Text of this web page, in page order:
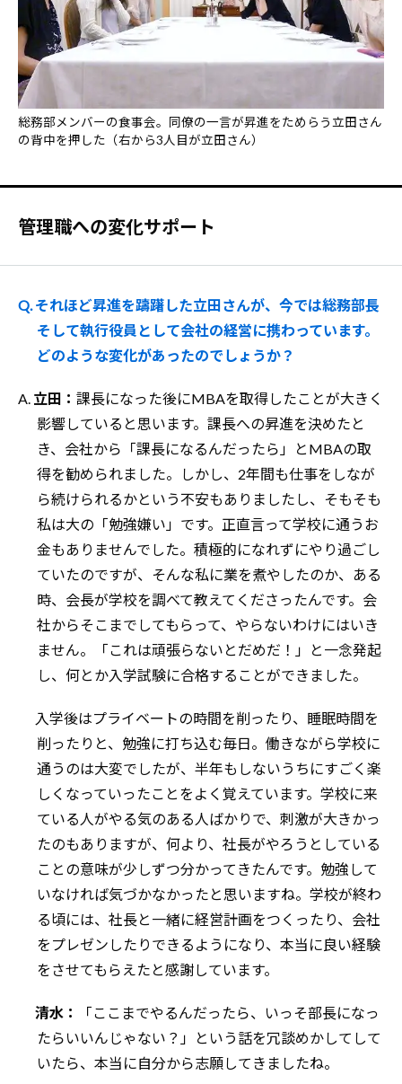
総務部メンバーの食事会。同僚の一言が昇進をためらう立田さん
の背中を押した（右から3人目が立田さん）
管理職への変化サポート
Q. それほど昇進を躊躇した立田さんが、今では総務部長
そして執行役員として会社の経営に携わっています。
どのような変化があったのでしょうか？
A. 立田： 課長になった後にMBAを取得したことが大きく
影響していると思います。課長への昇進を決めたと
き、会社から「課長になるんだったら」とMBAの取
得を勧められました。しかし、2年間も仕事をしなが
ら続けられるかという不安もありましたし、そもそも
私は大の「勉強嫌い」です。正直言って学校に通うお
金もありませんでした。積極的になれずにやり過ごし
ていたのですが、そんな私に業を煮やしたのか、ある
時、会長が学校を調べて教えてくださったんです。会
社からそこまでしてもらって、やらないわけにはいき
ません。「これは頑張らないとだめだ！」と一念発起
し、何とか入学試験に合格することができました。
入学後はプライベートの時間を削ったり、睡眠時間を
削ったりと、勉強に打ち込む毎日。働きながら学校に
通うのは大変でしたが、半年もしないうちにすごく楽
しくなっていったことをよく覚えています。学校に来
ている人がやる気のある人ばかりで、刺激が大きかっ
たのもありますが、何より、社長がやろうとしている
ことの意味が少しずつ分かってきたんです。勉強して
いなければ気づかなかったと思いますね。学校が終わ
る頃には、社長と一緒に経営計画をつくったり、会社
をプレゼンしたりできるようになり、本当に良い経験
をさせてもらえたと感謝しています。
清水：
「ここまでやるんだったら、いっそ部長になっ
たらいいんじゃない？」という話を冗談めかしてして
いたら、本当に自分から志願してきましたね。